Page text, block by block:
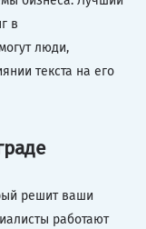
в
люди,
текста на его
решит ваши
работают